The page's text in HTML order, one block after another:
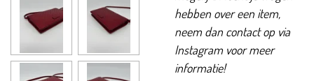
hebben over een item,
neem dan contact op via
Instagram voor meer
informatie!